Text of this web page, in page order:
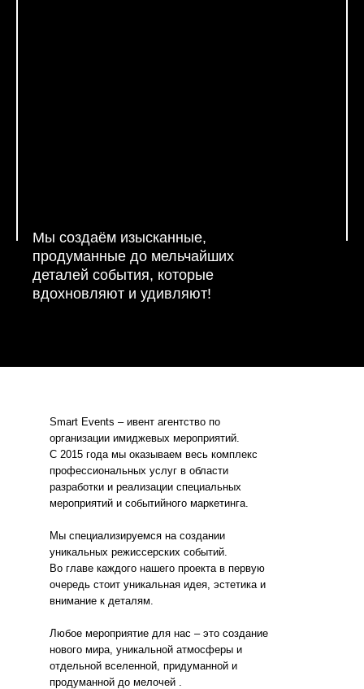
Мы создаём изысканные,
продуманные до мельчайших
деталей события, которые
вдохновляют и удивляют!
Smart Events – ивент агентство по
организации имиджевых мероприятий.
С 2015 года мы оказываем весь комплекс
профессиональных услуг в области
разработки и реализации специальных
мероприятий и событийного маркетинга.
Мы специализируемся на создании
уникальных режиссерских событий.
Во главе каждого нашего проекта в первую
очередь стоит уникальная идея, эстетика и
внимание к деталям.
Любое мероприятие для нас – это создание
нового мира, уникальной атмосферы и
отдельной вселенной, придуманной и
продуманной до мелочей .